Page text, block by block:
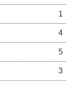
1
4
5
3